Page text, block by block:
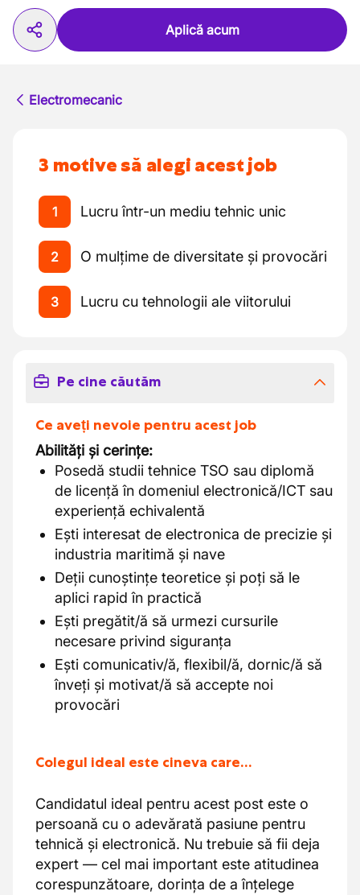
Aplică acum
Electromecanic
3 motive să alegi acest job
1 Lucru într-un mediu tehnic unic
2 O mulțime de diversitate și provocări
3 Lucru cu tehnologii ale viitorului
Pe cine căutăm
Ce aveți nevoie pentru acest job
Abilități și cerințe:
Posedă studii tehnice TSO sau diplomă
de licență în domeniul electronică/ICT sau
experiență echivalentă
Ești interesat de electronica de precizie și
industria maritimă și nave
Deții cunoștințe teoretice și poți să le
aplici rapid în practică
Ești pregătit/ă să urmezi cursurile
necesare privind siguranța
Ești comunicativ/ă, flexibil/ă, dornic/ă să
înveți și motivat/ă să accepte noi
provocări
Colegul ideal este cineva care…
Candidatul ideal pentru acest post este o
persoană cu o adevărată pasiune pentru
tehnică și electronică. Nu trebuie să fii deja
expert — cel mai important este atitudinea
corespunzătoare, dorința de a înțelege